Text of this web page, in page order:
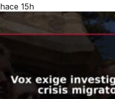
hace 15h